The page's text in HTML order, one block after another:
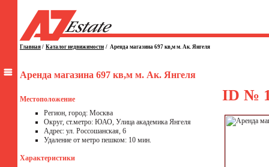
Главная / Каталог недвижимости / Аренда магазина 697 кв,м м. Ак. Янгеля
Аренда магазина 697 кв,м м. Ак. Янгеля
Местоположение
Регион, город: Москва
Округ, ст.метро: ЮАО, Улица академика Янгеля
Адрес: ул. Россошанская, 6
Удаление от метро пешком: 10 мин.
Характеристики
ID №